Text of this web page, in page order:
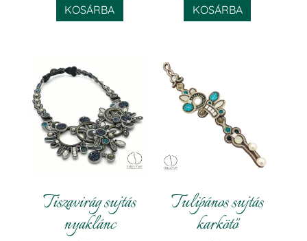
KOSÁRBA KOSÁRBA
Tiszavirág sujtás
nyaklánc
Tulipános sujtás
karkötő